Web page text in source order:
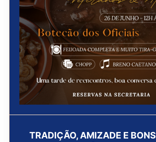
TRADIÇÃO, AMIZADE E BONS